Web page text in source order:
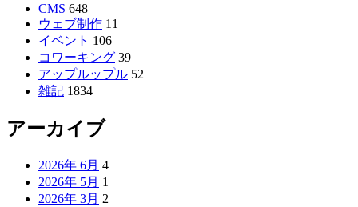
CMS 648
ウェブ制作 11
イベント 106
コワーキング 39
アップルップル 52
雑記 1834
アーカイブ
2026年 6月 4
2026年 5月 1
2026年 3月 2